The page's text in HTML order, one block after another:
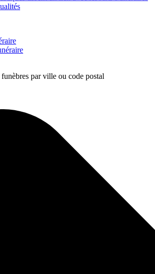
par ville ou code postal